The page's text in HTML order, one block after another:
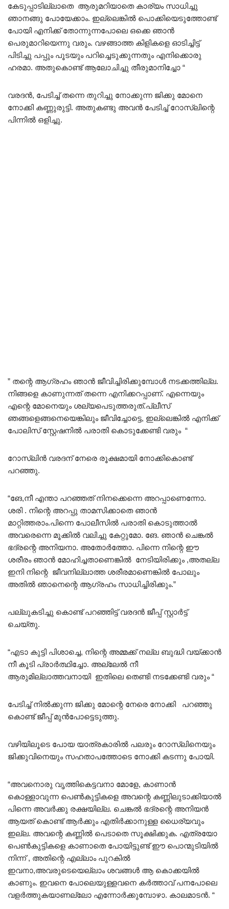
കേടുപ്പാടില്ലാതെ ആരുമറിയാതെ കാര്യം സാധിച്ചു
ഞാനങ്ങു പോയേക്കാം. ഇല്ലെങ്കിൽ പൊക്കിയെടുത്തോണ്ട്
പോയി എനിക്ക് തോന്നുന്നപോലെ ഒക്കെ ഞാൻ
പെരുമാറിയെന്നു വരും. വഴങ്ങാത്ത കിളികളെ ഓടിച്ചിട്ട്
പിടിച്ചു പപ്പും പൂടയും പറിച്ചെടുക്കുന്നതും എനിക്കൊരു
ഹരമാ. അതുകൊണ്ട് ആലോചിച്ചു തീരുമാനിച്ചോ “
വരദൻ, പേടിച്ച് തന്നെ തുറിച്ചു നോക്കുന്ന ജിക്കു മോനെ
നോക്കി കണ്ണുരുട്ടി. അതുകണ്ടു അവൻ പേടിച്ച് റോസ്‌ലിന്റെ
പിന്നിൽ ഒളിച്ചു.
” തന്റെ ആഗ്രഹം ഞാൻ ജീവിച്ചിരിക്കുമ്പോൾ നടക്കത്തില്ല.
നിങ്ങളെ കാണുന്നത് തന്നെ എനിക്കറപ്പാണ്. എന്നെയും
എന്റെ മോനെയും ശല്യപെടുത്തരുത്.പ്ലീസ്
ഞങ്ങളെങ്ങനെയെങ്കിലും ജീവിച്ചോട്ടെ, ഇല്ലെങ്കിൽ എനിക്ക്
പോലിസ് സ്റ്റേഷനിൽ പരാതി കൊടുക്കേണ്ടി വരും “
റോസ്‌ലിൻ വരദന് നേരെ രൂക്ഷമായി നോക്കികൊണ്ട്‌
പറഞ്ഞു.
“ങേ,നീ എന്താ പറഞ്ഞത് നിനക്കെന്നെ അറപ്പാണെന്നോ.
ശരി . നിന്റെ അറപ്പു താമസിക്കാതെ ഞാൻ
മാറ്റിത്തരാം.പിന്നെ പോലീസിൽ പരാതി കൊടുത്താൽ
അവരെന്നെ മൂക്കിൽ വലിച്ചു കേറ്റുമോ. ങേ. ഞാൻ ചെങ്കൽ
ഭദ്രന്റെ അനിയനാ. അതോർത്തോ. പിന്നെ നിന്റെ ഈ
ശരീരം ഞാൻ മോഹിച്ചതാണെങ്കിൽ നേടിയിരിക്കും ,അതല്ല
ഇനി നിന്റെ ജീവനില്ലാത്ത ശരീരമാണെങ്കിൽ പോലും
അതിൽ ഞാനെന്റെ ആഗ്രഹം സാധിച്ചിരിക്കും.”
പല്ലുകടിച്ചു കൊണ്ട് പറഞ്ഞിട്ട് വരദൻ ജീപ്പ് സ്റ്റാർട്ട്‌
ചെയ്തു.
“എടാ കുട്ടി പിശാച്ചെ, നിന്റെ അമ്മക്ക് നല്ല ബുദ്ധി വയ്ക്കാൻ
നീ കൂടി പ്രാർത്ഥിച്ചോ. അല്ലേൽ നീ
ആരുമില്ലാത്തവനായി ഇതിലെ തെണ്ടി നടക്കേണ്ടി വരും “
പേടിച്ച് നിൽക്കുന്ന ജിക്കു മോന്റെ നേരെ നോക്കി പറഞ്ഞു
കൊണ്ട് ജീപ്പ് മുൻപോട്ടെടുത്തു.
വഴിയിലൂടെ പോയ യാത്രകാരിൽ പലരും റോസ്‌ലിനെയും
ജിക്കുവിനെയും സഹതാപത്തോടെ നോക്കി കടന്നു പോയി.
“അവനൊരു വൃത്തികെട്ടവനാ മോളേ, കാണാൻ
കൊള്ളാവുന്ന പെൺകുട്ടികളെ അവന്റെ കണ്ണിലുടാക്കിയാൽ
പിന്നെ അവർക്കു രക്ഷയില്ല. ചെങ്കൽ ഭദ്രന്റെ അനിയൻ
ആയത് കൊണ്ട് ആർക്കും എതിർക്കാനുള്ള ധൈര്യവും
ഇല്ല. അവന്റെ കണ്ണിൽ പെടാതെ സൂക്ഷിക്കുക. എത്രയോ
പെൺകുട്ടികളെ കാണാതെ പോയിട്ടുണ്ട് ഈ പൊന്മുടിയിൽ
നിന്ന് , അതിന്റെ എല്ലാം പുറകിൽ
ഇവനാ,അവരുടെയെല്ലാം ശവങ്ങൾ ആ കൊക്കയിൽ
കാണും. ഇവനെ പോലെയുള്ളവനെ കർത്താവ് പനപോലെ
വളർത്തുകയാണല്ലോ എന്നോർക്കുമ്പോഴാ. കാലമാടൻ. “